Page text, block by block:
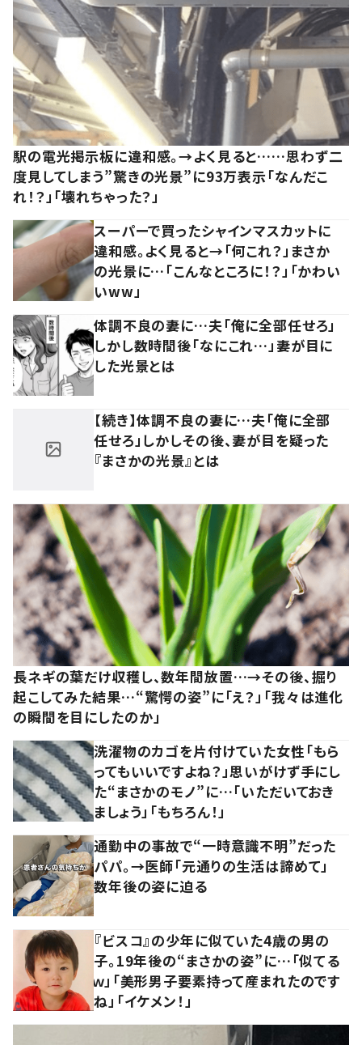
駅の電光掲示板に違和感。→よく見ると……思わず二
度見してしまう”驚きの光景”に93万表示「なんだこ
れ！？」「壊れちゃった？」
スーパーで買ったシャインマスカットに
違和感。よく見ると→「何これ？」まさか
の光景に…「こんなところに！？」「かわい
いww」
体調不良の妻に…夫「俺に全部任せろ」
しかし数時間後「なにこれ…」妻が目に
した光景とは
【続き】体調不良の妻に…夫「俺に全部
任せろ」しかしその後、妻が目を疑った
『まさかの光景』とは
長ネギの葉だけ収穫し、数年間放置…→その後、掘り
起こしてみた結果…“驚愕の姿”に「え？」「我々は進化
の瞬間を目にしたのか」
洗濯物のカゴを片付けていた女性「もら
ってもいいですよね？」思いがけず手にし
た“まさかのモノ”に…「いただいておき
ましょう」「もちろん！」
通勤中の事故で“一時意識不明”だった
パパ。→医師「元通りの生活は諦めて」
数年後の姿に迫る
『ビスコ』の少年に似ていた4歳の男の
子。19年後の“まさかの姿”に…「似てる
ｗ」「美形男子要素持って産まれたのです
ね」「イケメン！」